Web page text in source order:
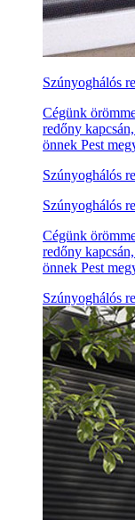
Szúnyoghálós
Cégünk
redőny
önnek Pest
Szúnyoghálós
Szúnyoghálós
Cégünk
redőny
önnek Pest
Szúnyoghálós